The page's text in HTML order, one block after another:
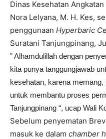
Dinas Kesehatan
Nora Lelyana, M. H. Kes,
penggunaan Hyperbaric
Suratani Tanjungpinang,
” Alhamdulillah dengan
kita punya tanggungjawab
kesehatan, karena
untuk membantu proses
Tanjungpinang “, ucap Wali
Sebelum penyematan
masuk ke dalam chamber